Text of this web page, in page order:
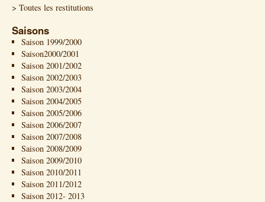
> Toutes les restitutions
Saisons
Saison 1999/2000
Saison2000/2001
Saison 2001/2002
Saison 2002/2003
Saison 2003/2004
Saison 2004/2005
Saison 2005/2006
Saison 2006/2007
Saison 2007/2008
Saison 2008/2009
Saison 2009/2010
Saison 2010/2011
Saison 2011/2012
Saison 2012- 2013